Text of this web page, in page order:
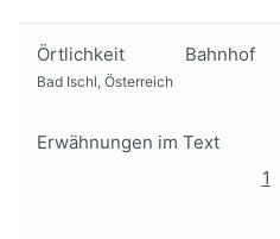
Örtlichkeit Bahnhof
Bad Ischl, Österreich
Erwähnungen im Text
1